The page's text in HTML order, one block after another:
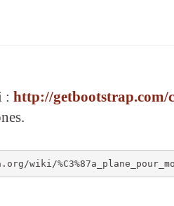
: http://getbootstrap.com/